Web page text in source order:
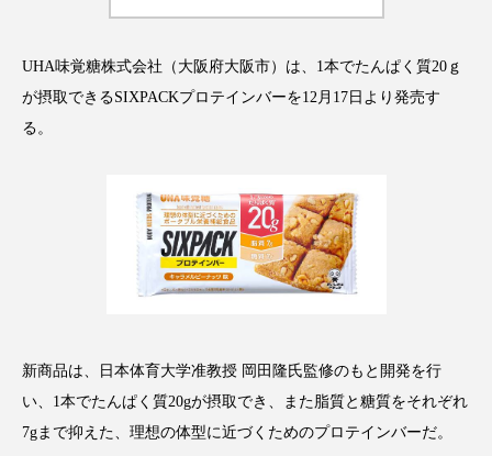
TAG LIST タグ一覧
Instagram SaaS SNS
アスタキサンチン
アンチエイジング アンチソリチュード
UHA味覚糖株式会社（大阪府大阪市）は、1本でたんぱく質20ｇ
が摂取できるSIXPACKプロテインバーを12月17日より発売す
る。
新商品は、日本体育大学准教授 岡田隆氏監修のもと開発を行
い、1本でたんぱく質20gが摂取でき、また脂質と糖質をそれぞれ
7gまで抑えた、理想の体型に近づくためのプロテインバーだ。